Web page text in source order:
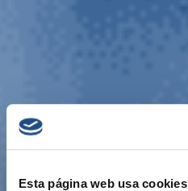
Esta página web usa cookies